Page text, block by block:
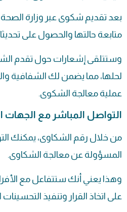
بعد تقديم شكوى عبر وزارة
متابعة حالتها والحصول على
وستتلقى إشعارات حول تقدم
لحلها، مما يضمن لك الشفافية
عملية معالجة الشكوى.
التواصل المباشر مع الجهات
من خلال رقم الشكاوى، يمكنك
المسؤولة عن معالجة الشكاوى.
وهذا يعني أنك ستتفاعل مع
على اتخاذ القرار وتنفيذ التحسينات